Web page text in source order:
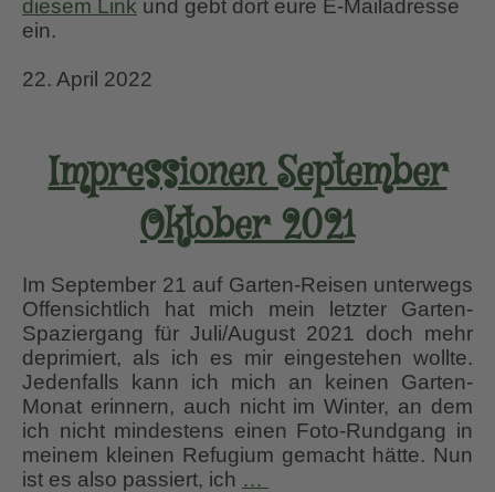
diesem Link und gebt dort eure E-Mailadresse
ein.
22. April 2022
Impressionen September
Oktober 2021
Im September 21 auf Garten-Reisen unterwegs
Offensichtlich hat mich mein letzter Garten-
Spaziergang für Juli/August 2021 doch mehr
deprimiert, als ich es mir eingestehen wollte.
Jedenfalls kann ich mich an keinen Garten-
Monat erinnern, auch nicht im Winter, an dem
ich nicht mindestens einen Foto-Rundgang in
meinem kleinen Refugium gemacht hätte. Nun
ist es also passiert, ich …